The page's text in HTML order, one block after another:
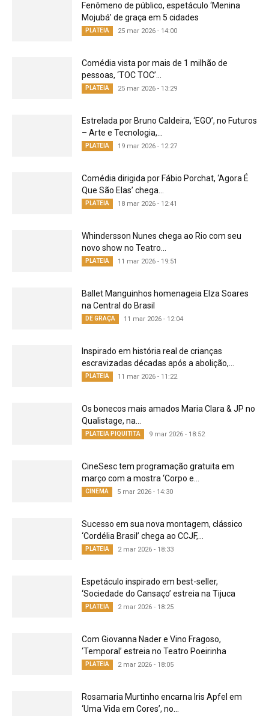
Fenômeno de público, espetáculo ‘Menina
Mojubá’ de graça em 5 cidades
PLATEIA 25 mar 2026 - 14:00
Comédia vista por mais de 1 milhão de
pessoas, ‘TOC TOC’...
PLATEIA 25 mar 2026 - 13:29
Estrelada por Bruno Caldeira, ‘EGO’, no Futuros
– Arte e Tecnologia,...
PLATEIA 19 mar 2026 - 12:27
Comédia dirigida por Fábio Porchat, ‘Agora É
Que São Elas’ chega...
PLATEIA 18 mar 2026 - 12:41
Whindersson Nunes chega ao Rio com seu
novo show no Teatro...
PLATEIA 11 mar 2026 - 19:51
Ballet Manguinhos homenageia Elza Soares
na Central do Brasil
DE GRAÇA 11 mar 2026 - 12:04
Inspirado em história real de crianças
escravizadas décadas após a abolição,...
PLATEIA 11 mar 2026 - 11:22
Os bonecos mais amados Maria Clara & JP no
Qualistage, na...
PLATEIA PIQUITITA 9 mar 2026 - 18:52
CineSesc tem programação gratuita em
março com a mostra ‘Corpo e...
CINEMA 5 mar 2026 - 14:30
Sucesso em sua nova montagem, clássico
‘Cordélia Brasil’ chega ao CCJF,...
PLATEIA 2 mar 2026 - 18:33
Espetáculo inspirado em best-seller,
‘Sociedade do Cansaço’ estreia na Tijuca
PLATEIA 2 mar 2026 - 18:25
Com Giovanna Nader e Vino Fragoso,
‘Temporal’ estreia no Teatro Poeirinha
PLATEIA 2 mar 2026 - 18:05
Rosamaria Murtinho encarna Iris Apfel em
‘Uma Vida em Cores’, no...